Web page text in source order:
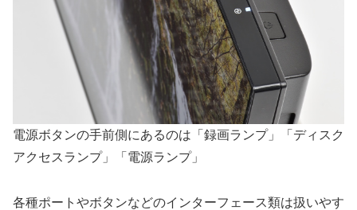
電源ボタンの手前側にあるのは「録画ランプ」「ディスク
アクセスランプ」「電源ランプ」
各種ポートやボタンなどのインターフェース類は扱いやす